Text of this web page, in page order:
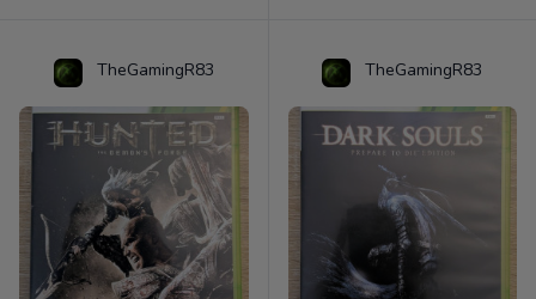
TheGamingR83 TheGamingR83